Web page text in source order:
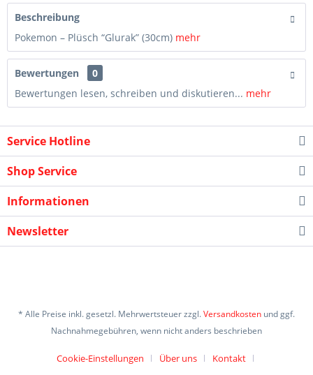
Beschreibung
Pokemon – Plüsch “Glurak” (30cm) mehr
Bewertungen
0
Bewertungen lesen, schreiben und diskutieren... mehr
Service Hotline
Shop Service
Informationen
Newsletter
* Alle Preise inkl. gesetzl. Mehrwertsteuer zzgl.Versandkosten und ggf.
Nachnahmegebühren, wenn nicht anders beschrieben
Cookie-Einstellungen Über uns Kontakt